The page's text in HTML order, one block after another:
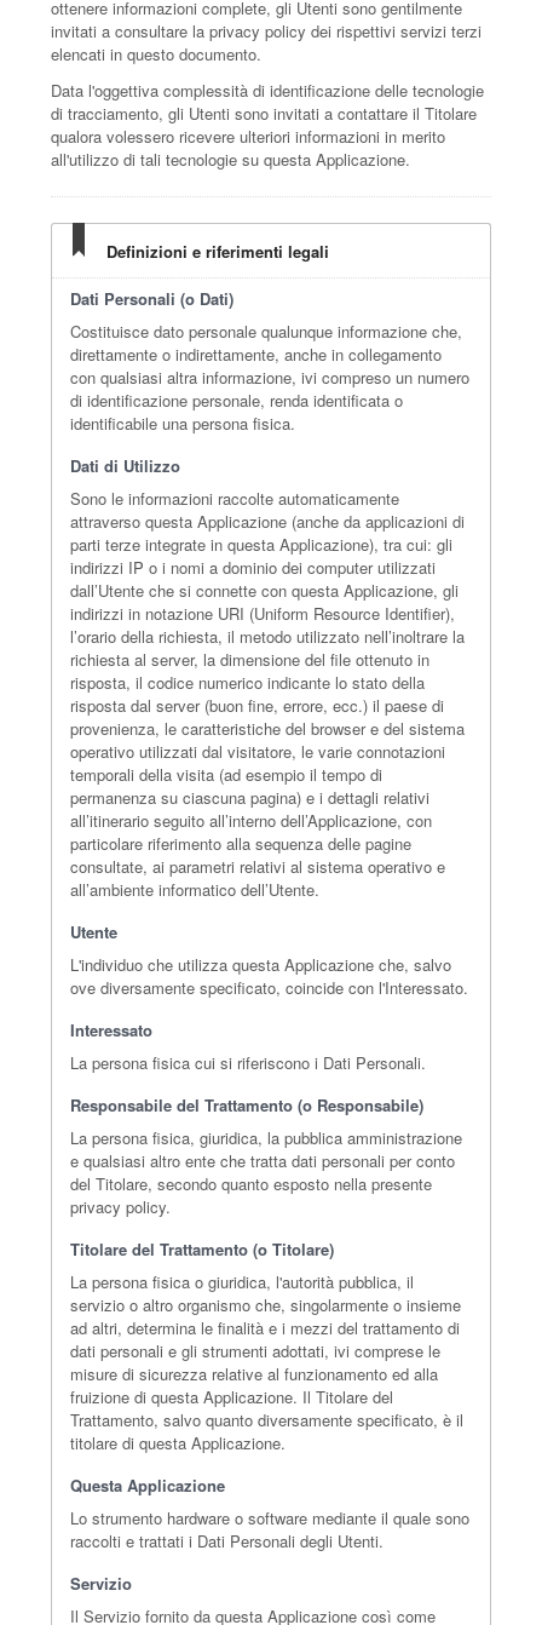
ottenere informazioni complete, gli Utenti sono gentilmente
invitati a consultare la privacy policy dei rispettivi servizi terzi
elencati in questo documento.
Data l'oggettiva complessità di identificazione delle tecnologie
di tracciamento, gli Utenti sono invitati a contattare il Titolare
qualora volessero ricevere ulteriori informazioni in merito
all'utilizzo di tali tecnologie su questa Applicazione.
Definizioni e riferimenti legali
Dati Personali (o Dati)
Costituisce dato personale qualunque informazione che,
direttamente o indirettamente, anche in collegamento
con qualsiasi altra informazione, ivi compreso un numero
di identificazione personale, renda identificata o
identificabile una persona fisica.
Dati di Utilizzo
Sono le informazioni raccolte automaticamente
attraverso questa Applicazione (anche da applicazioni di
parti terze integrate in questa Applicazione), tra cui: gli
indirizzi IP o i nomi a dominio dei computer utilizzati
dall’Utente che si connette con questa Applicazione, gli
indirizzi in notazione URI (Uniform Resource Identifier),
l’orario della richiesta, il metodo utilizzato nell’inoltrare la
richiesta al server, la dimensione del file ottenuto in
risposta, il codice numerico indicante lo stato della
risposta dal server (buon fine, errore, ecc.) il paese di
provenienza, le caratteristiche del browser e del sistema
operativo utilizzati dal visitatore, le varie connotazioni
temporali della visita (ad esempio il tempo di
permanenza su ciascuna pagina) e i dettagli relativi
all’itinerario seguito all’interno dell’Applicazione, con
particolare riferimento alla sequenza delle pagine
consultate, ai parametri relativi al sistema operativo e
all’ambiente informatico dell’Utente.
Utente
L'individuo che utilizza questa Applicazione che, salvo
ove diversamente specificato, coincide con l'Interessato.
Interessato
La persona fisica cui si riferiscono i Dati Personali.
Responsabile del Trattamento (o Responsabile)
La persona fisica, giuridica, la pubblica amministrazione
e qualsiasi altro ente che tratta dati personali per conto
del Titolare, secondo quanto esposto nella presente
privacy policy.
Titolare del Trattamento (o Titolare)
La persona fisica o giuridica, l'autorità pubblica, il
servizio o altro organismo che, singolarmente o insieme
ad altri, determina le finalità e i mezzi del trattamento di
dati personali e gli strumenti adottati, ivi comprese le
misure di sicurezza relative al funzionamento ed alla
fruizione di questa Applicazione. Il Titolare del
Trattamento, salvo quanto diversamente specificato, è il
titolare di questa Applicazione.
Questa Applicazione
Lo strumento hardware o software mediante il quale sono
raccolti e trattati i Dati Personali degli Utenti.
Servizio
Il Servizio fornito da questa Applicazione così come